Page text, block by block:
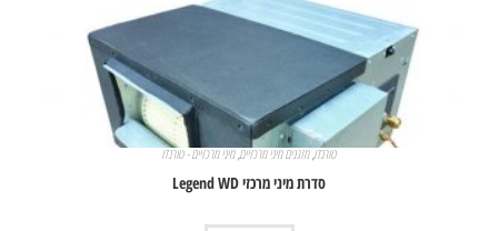
טורנדו,מזגנים מיני מרכזיים,מיני מרכזיים - טורנדו
סדרת מיני מרכזי Legend WD